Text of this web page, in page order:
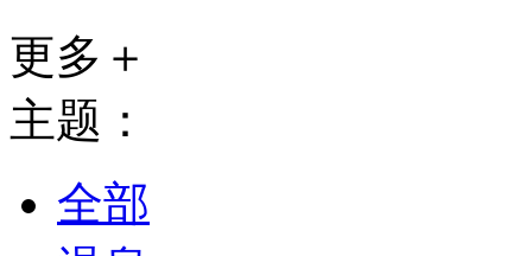
更多＋
主题：
全部